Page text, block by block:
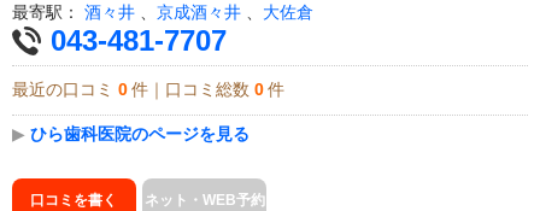
最寄駅： 酒々井 京成酒々井 大佐倉
043-481-7707
最近の口コミ 0 件｜口コミ総数 0 件
▶ ひら歯科医院のページを見る
口コミを書く ネット・WEB予約